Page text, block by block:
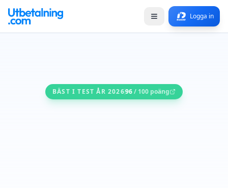
Logga in
BÄST I TEST ÅR 202696/ 100 poäng